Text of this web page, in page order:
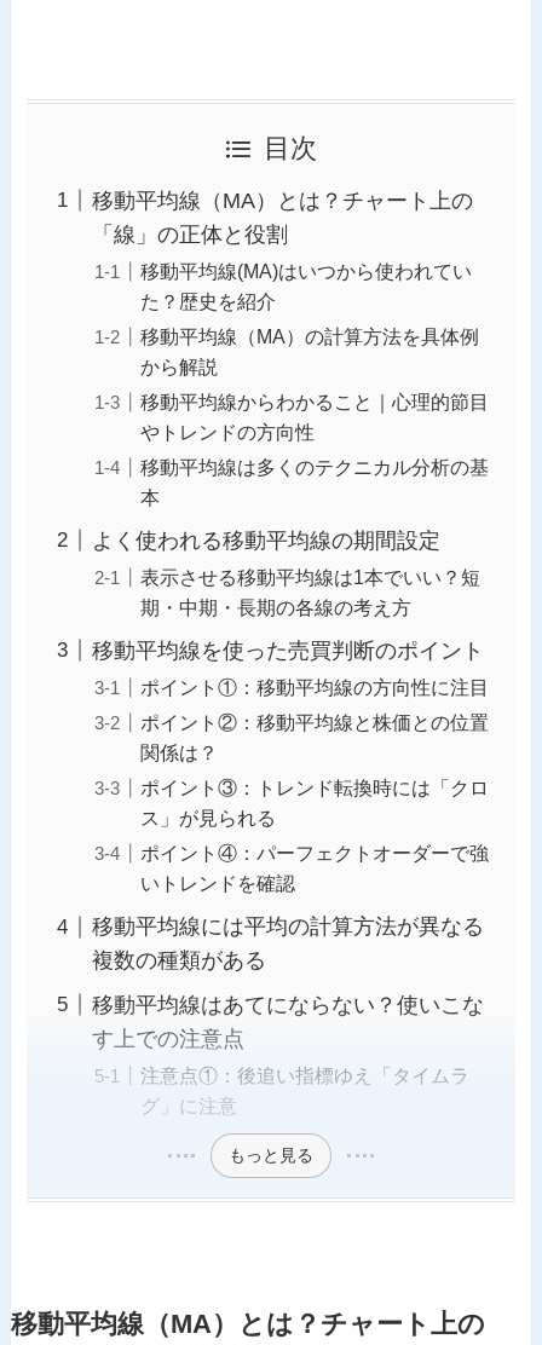
目次
移動平均線（MA）とは？チャート上の
「線」の正体と役割
移動平均線(MA)はいつから使われてい
た？歴史を紹介
移動平均線（MA）の計算方法を具体例
から解説
移動平均線からわかること｜心理的節目
やトレンドの方向性
移動平均線は多くのテクニカル分析の基
本
よく使われる移動平均線の期間設定
表示させる移動平均線は1本でいい？短
期・中期・長期の各線の考え方
移動平均線を使った売買判断のポイント
ポイント①：移動平均線の方向性に注目
ポイント②：移動平均線と株価との位置
関係は？
ポイント③：トレンド転換時には「クロ
ス」が見られる
ポイント④：パーフェクトオーダーで強
いトレンドを確認
移動平均線には平均の計算方法が異なる
複数の種類がある
移動平均線はあてにならない？使いこな
す上での注意点
注意点①：後追い指標ゆえ「タイムラ
グ」に注意
もっと見る
移動平均線（MA）とは？チャート上の